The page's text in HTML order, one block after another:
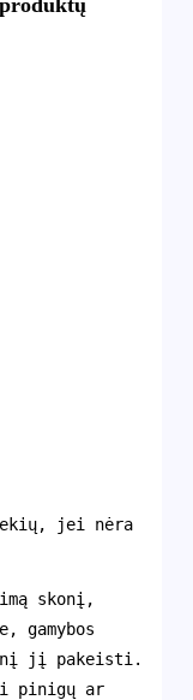
jei nėra
skonį,
gamybos
jį pakeisti.
pinigų ar